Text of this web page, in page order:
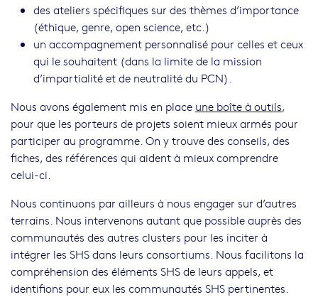
des ateliers spécifiques sur des thèmes d’importance
(éthique, genre, open science, etc.)
un accompagnement personnalisé pour celles et ceux
qui le souhaitent (dans la limite de la mission
d’impartialité et de neutralité du PCN).
Nous avons également mis en place une boîte à outils,
pour que les porteurs de projets soient mieux armés pour
participer au programme. On y trouve des conseils, des
fiches, des références qui aident à mieux comprendre
celui-ci.
Nous continuons par ailleurs à nous engager sur d’autres
terrains. Nous intervenons autant que possible auprès des
communautés des autres clusters pour les inciter à
intégrer les SHS dans leurs consortiums. Nous facilitons la
compréhension des éléments SHS de leurs appels, et
identifions pour eux les communautés SHS pertinentes.